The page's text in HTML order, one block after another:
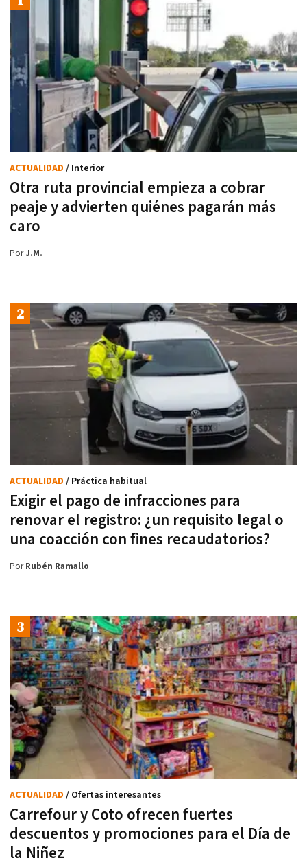
Otra ruta provincial empieza a cobrar
peaje y advierten quiénes pagarán más
caro
ACTUALIDAD / Interior
PorJ.M.
Exigir el pago de infracciones para
renovar el registro: ¿un requisito legal o
una coacción con fines recaudatorios?
ACTUALIDAD / Práctica habitual
PorRubén Ramallo
Carrefour y Coto ofrecen fuertes
descuentos y promociones para el Día de
la Niñez
ACTUALIDAD / Ofertas interesantes